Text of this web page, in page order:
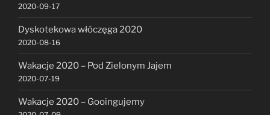
2020-09-17
Dyskotekowa włóczęga 2020
2020-08-16
Wakacje 2020 – Pod Zielonym Jajem
2020-07-19
Wakacje 2020 – Gooingujemy